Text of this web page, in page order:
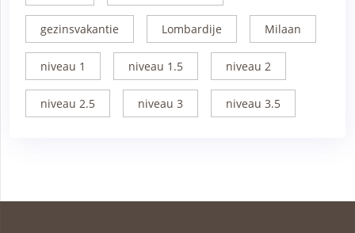
gezinsvakantie Lombardije Milaan
niveau 1 niveau 1.5 niveau 2
niveau 2.5 niveau 3 niveau 3.5